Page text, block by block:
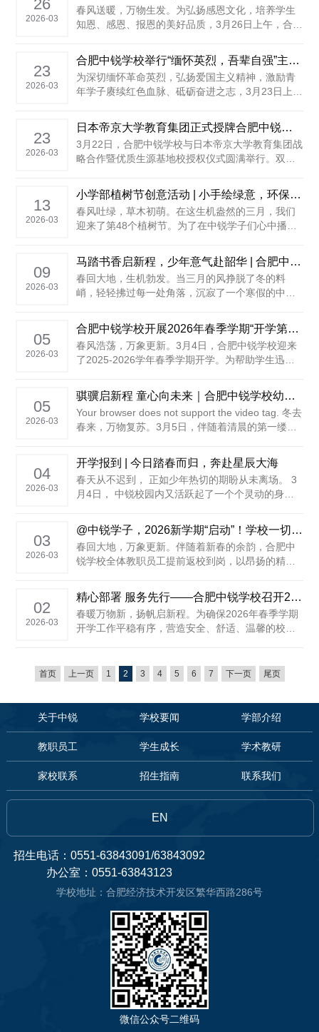
共收到参赛作品数百件，这些作品构思新颖，科技
感浓厚，......
26
2026-03
春风送暖，万物生发。为弘扬感恩文化，培养学生
知恩、感恩、报恩的美好品质，3月26日上午，合肥
活动在学校礼仪广场举行。 本次活动由语文组与英
语组联合策划，旨在以诗歌朗诵、中英文表达等形
式，带领师生共同感受感恩的力量。 ......
23
2026-03
合肥中锐学校举行“缅怀英烈，吾辈自强”主题升旗仪式
为深切缅怀革命英烈，弘扬爱国主义精神，激励青
年学子赓续红色血脉、砥砺奋进之志，3月23日上
自强”主题升旗仪式。本次升旗仪式由高一年级的董
一同学和夏韵曦同学主持。 升国旗 奏唱国歌 ......
23
2026-03
日本帝京大学教育集团正式授牌合肥中锐学校“优质生源基地校”！
3月22日，合肥中锐学校与日本帝京大学教育集团战
略合作暨优质生源基地校授权仪式圆满举行。双方
培养、中日教育交流、海外升学直通等方面进入深
度合作新阶段，为中锐学子再添一条日本名校升学
绿色通道。 ......
13
2026-03
小学部植树节创意活动 | 小手绘绿意，环保“袋”回家
春风吐绿，草木初萌。在这生机盎然的三月，我们
迎来了第48个植树节。为了在中锐学子们心中播撒
午，合肥中锐学校小学部在学校篮球场举办了“把
爱‘袋’回家”主题环保纸袋DIY创意绘活动。学生们积
极参与，他们用画笔和创意传递绿色环保理念，度
过了一个充满艺术......
09
2026-03
马踏书香启新程，少年意气赴韶华 | 合肥中锐学校举行2025-2026学年春季学期开学典礼
春回大地，生机勃发。当三月的风挣脱了冬的料
峭，轻轻拂过每一处角落，沉寂了一个寒假的中锐
替，更是无数梦想拔节生长的序曲。3月9日上午，
合肥中锐学校全体学子带着对新学期的憧憬与对知
识的渴望，齐聚礼仪广场，在庄严与热烈的氛围中
举行2025-2026学年春季......
05
2026-03
合肥中锐学校开展2026年春季学期“开学第一课”主题教育活动
春风浩荡，万象更新。3月4日，合肥中锐学校迎来
了2025-2026学年春季学期开学。为帮助学生迅速
扣子”，3月4日-5日，学校精心策划并组织开展了
以“垃圾分类、安全教育、文明习惯”为内容的“开学
第一课”系列活动，将绿色环保理念、安全意识与文
明礼仪规......
05
2026-03
骐骥启新程 童心向未来｜合肥中锐学校幼儿园开学首日，福气满满乐翻天！
Your browser does not support the video tag. 冬去
春来，万物复苏。3月5日，伴随着清晨的第一缕阳
们敞开。一声声稚嫩的“老师早上好”，一张张如花绽
放的笑脸，让沉......
04
2026-03
开学报到 | 今日踏春而归，奔赴星辰大海
春天从不迟到， 正如少年热切的期盼从未离场。 3
月4日， 中锐校园内又活跃起了一个个灵动的身
期待。 ......
03
2026-03
@中锐学子，2026新学期“启动”！学校一切准备就绪，就等你来！
春回大地，万象更新。伴随着新春的余韵，合肥中
锐学校全体教职员工提前返校到岗，以昂扬的精神
准备工作中。从教育教学到后勤保障，从环境创设
到安全排查，各学部、后勤部门协同联动、精细落
实，确保新学期各项工作平稳起步、精彩开局，静
待莘莘学子重返校园，共赴成长崭......
02
2026-03
精心部署 服务先行——合肥中锐学校召开2026年春季学期后勤保障工作会议
春暖万物新，扬帆启新程。为确保2026年春季学期
开学工作平稳有序，营造安全、舒适、温馨的校园
区、总务等全体后勤工作人员参加会议。 会议由校
办主任张年华主持。 履职尽......
首页 上一页 1 2 3 4 5 6 7 下一页 尾页
关于中锐 学校要闻 学部介绍
教职员工 学生成长 学术教研
家校联系 招生指南 联系我们
EN
招生电话：0551-63843091/63843092
办公室：0551-63843123
学校地址：合肥经济技术开发区繁华西路286号
微信公众号二维码